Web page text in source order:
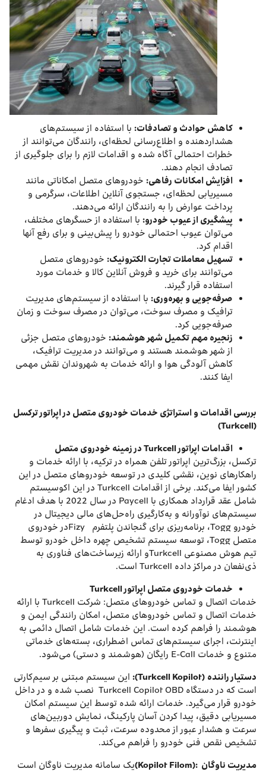
کاهش حوادث و تصادفات: با استفاده از سیستم‌های
هشداردهنده و اطلاع‌رسانی لحظه‌ای، رانندگان می‌توانند از
خطرات احتمالی آگاه شده و اقدامات لازم را برای جلوگیری از
تصادف انجام دهند.
افزایش امکانات رفاهی: خودروهای متصل امکاناتی مانند
مسیریابی لحظه‌ای، جستجوی آنلاین اطلاعات، سرگرمی و
پرداخت عوارض را به رانندگان ارائه می‌دهند.
پیشگیری از عیوب خودرو: با استفاده از حسگرهای مختلف،
می‌توان عیوب احتمالی خودرو را پیش‌بینی و برای رفع آنها
اقدام کرد.
تسهیل معاملات تجارت الکترونیک: خودروهای متصل
می‌توانند برای خرید و فروش آنلاین کالا و خدمات مورد
استفاده قرار گیرند.
صرفه‌جویی و بهره‌وری: با استفاده از سیستم‌های مدیریت
ترافیک و مصرف سوخت، می‌توان در مصرف سوخت و زمان
صرفه‌جویی کرد.
زنجیره مهم تکمیل شهر هوشمند: خودروهای متصل جزئی
از شهر هوشمند هستند و می‌توانند در مدیریت ترافیک،
کاهش آلودگی هوا و ارائه خدمات به شهروندان نقش مهمی
ایفا کنند.
بررسی اقدامات و استراتژی خدمات خودروی متصل در اپراتور ترکسل
(Turkcell)
اقدامات اپراتور Turkcell در زمینه خودروی متصل
ترکسل، بزرگ‌ترین اپراتور تلفن همراه در ترکیه، با ارائه خدمات و
راهکارهای نوین، نقشی کلیدی در توسعه خودروهای متصل در این
کشور ایفا می‌کند. برخی از اقدامات Turkcell در این اکوسیستم
شامل عقد قرارداد همکاری با Paycell در سال 2022 با هدف ادغام
سیستم‌های نوآورانه و به‌کارگیری راه‌حل‌های مالی دیجیتال در
خودرو Togg، برنامه‌ریزی برای گنجاندن پلتفرم Fizyدر خودروی
متصل Togg، توسعه سیستم تشخیص چهره داخل خودرو توسط
تیم هوش مصنوعی Turkcellو ارائه زیرساخت‌های فناوری به
ذی‌نفعان در مراکز داده Turkcell است.
خدمات خودروی متصل اپراتور
خدمات اتصال و تماس خودروهای متصل: شرکت Turkcell با ارائه
خدمات اتصال و تماس خودروهای متصل، امکان رانندگی ایمن و
هوشمند را فراهم کرده است. این خدمات شامل اتصال دائمی به
اینترنت، اجرای سیستم‌های تماس اضطراری، بسته‌های خدماتی
متنوع و خدمات E-Call رایگان (هوشمند و دستی) می‌شود.
دستیار راننده (
Turkcell Kopilot)
: این سیستم مبتنی بر سیم‌کارتی
است که در دستگاه Turkcell Copilot OBD نصب شده و در داخل
خودرو قرار می‌گیرد. خدمات ارائه شده توسط این سیستم امکان
مسیریابی دقیق، پیدا کردن آسان پارکینگ، نمایش دوربین‌های
سرعت و هشدار عبور از محدوده سرعت، ثبت و پیگیری سفرها و
تشخیص نقص فنی خودرو را فراهم می‌کند.
مدیریت ناوگان :(Kopilot Filom)
یک سامانه مدیریت ناوگان است